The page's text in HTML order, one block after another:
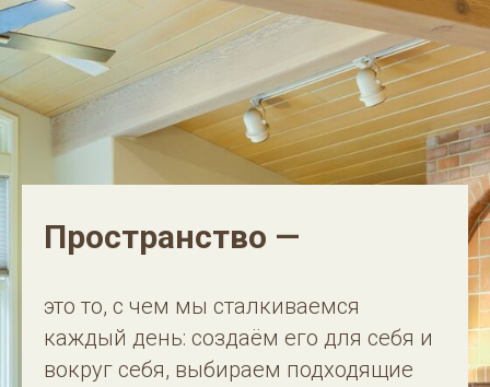
Пространство —
это то, с чем мы сталкиваемся
каждый день: создаём его для себя и
вокруг себя, выбираем подходящие